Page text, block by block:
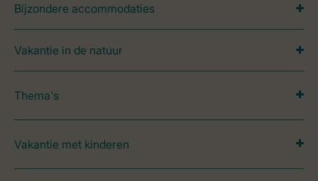
Bijzondere accommodaties
Vakantie in de natuur
Thema's
Vakantie met kinderen